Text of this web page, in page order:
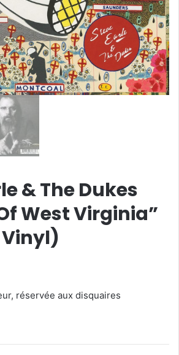
& The Dukes
West Virginia”
réservée aux disquaires